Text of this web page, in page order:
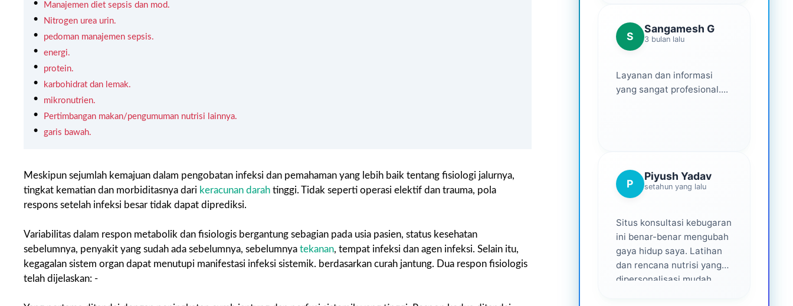
Manajemen diet sepsis dan mod.
Nitrogen urea urin.
pedoman manajemen sepsis.
energi.
protein.
karbohidrat dan lemak.
mikronutrien.
Pertimbangan makan/pengumuman nutrisi lainnya.
garis bawah.
Meskipun sejumlah kemajuan dalam pengobatan infeksi dan pemahaman yang lebih baik tentang fisiologi jalurnya,
tingkat kematian dan morbiditasnya dari keracunan darah tinggi. Tidak seperti operasi elektif dan trauma, pola
respons setelah infeksi besar tidak dapat diprediksi.
Variabilitas dalam respon metabolik dan fisiologis bergantung sebagian pada usia pasien, status kesehatan
sebelumnya, penyakit yang sudah ada sebelumnya, sebelumnya tekanan, tempat infeksi dan agen infeksi. Selain itu,
kegagalan sistem organ dapat menutupi manifestasi infeksi sistemik. berdasarkan curah jantung. Dua respon fisiologis
telah dijelaskan: -
Senang menjadi bagian
dari mereka 💕
S
Sangamesh G
3 bulan lalu
Layanan dan informasi
yang sangat profesional....
P
Piyush Yadav
setahun yang lalu
Situs konsultasi kebugaran
ini benar-benar mengubah
gaya hidup saya. Latihan
dan rencana nutrisi yang
dipersonalisasi mudah